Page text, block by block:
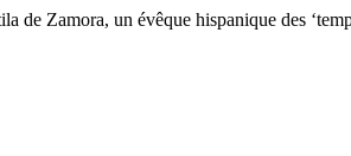
Zamora, un évêque hispanique des